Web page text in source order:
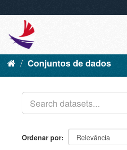
Conjuntos de dados
Ordenar por